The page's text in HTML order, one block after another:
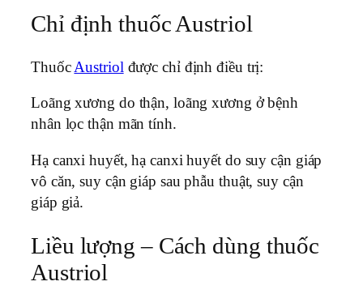
Chỉ định thuốc Austriol
Thuốc Austriol được chỉ định điều trị:
Loãng xương do thận, loãng xương ở bệnh
nhân lọc thận mãn tính.
Hạ canxi huyết, hạ canxi huyết do suy cận giáp
vô căn, suy cận giáp sau phẫu thuật, suy cận
giáp giả.
Liều lượng – Cách dùng thuốc
Austriol